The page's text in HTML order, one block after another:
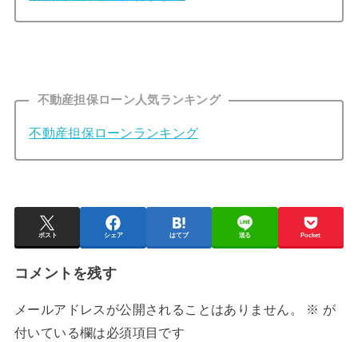
不動産担保ローン人気ランキング
不動産担保ローンランキング
ポスト シェア はてブ 送る Pocket
コメントを残す
メールアドレスが公開されることはありません。 ※ が
付いている欄は必須項目です